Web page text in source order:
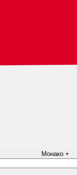
Монако +